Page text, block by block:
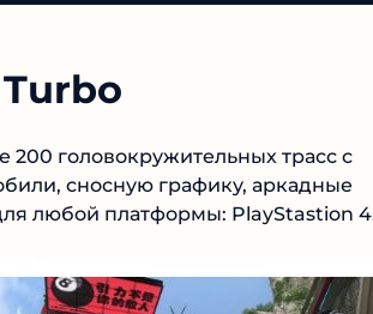
головокружительных трасс с
сносную графику, аркадные
любой платформы: PlayStastion 4,